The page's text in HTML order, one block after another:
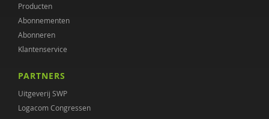
Producten
Abonnementen
Abonneren
Klantenservice
PARTNERS
Uitgeverij SWP
Logacom Congressen